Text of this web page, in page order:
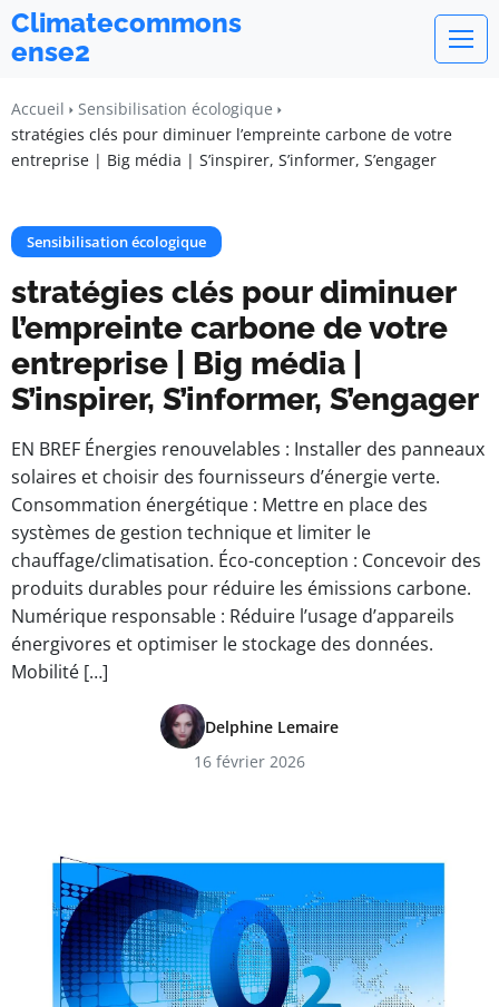
Climatecommons
ense2
Accueil
Sensibilisation écologique
stratégies clés pour diminuer l’empreinte carbone de votre
entreprise | Big média | S’inspirer, S’informer, S’engager
Sensibilisation écologique
stratégies clés pour diminuer
l’empreinte carbone de votre
entreprise | Big média |
S’inspirer, S’informer, S’engager
EN BREF Énergies renouvelables : Installer des panneaux
solaires et choisir des fournisseurs d’énergie verte.
Consommation énergétique : Mettre en place des
systèmes de gestion technique et limiter le
chauffage/climatisation. Éco-conception : Concevoir des
produits durables pour réduire les émissions carbone.
Numérique responsable : Réduire l’usage d’appareils
énergivores et optimiser le stockage des données.
Mobilité […]
Delphine Lemaire
16 février 2026